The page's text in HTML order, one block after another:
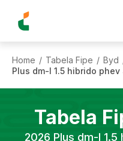
Home / Tabela Fipe / Byd
Plus dm-I 1.5 hibrido
Tabela
2026 Plus dm-I